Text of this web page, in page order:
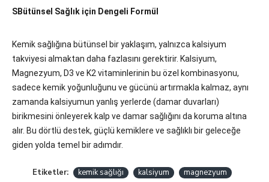
SBütünsel Sağlık için Dengeli Formül
Kemik sağlığına bütünsel bir yaklaşım, yalnızca kalsiyum
takviyesi almaktan daha fazlasını gerektirir. Kalsiyum,
Magnezyum, D3 ve K2 vitaminlerinin bu özel kombinasyonu,
sadece kemik yoğunluğunu ve gücünü artırmakla kalmaz, aynı
zamanda kalsiyumun yanlış yerlerde (damar duvarları)
birikmesini önleyerek kalp ve damar sağlığını da koruma altına
alır. Bu dörtlü destek, güçlü kemiklere ve sağlıklı bir geleceğe
giden yolda temel bir adımdır.
Etiketler: kemik sağlığı kalsiyum
magnezyum